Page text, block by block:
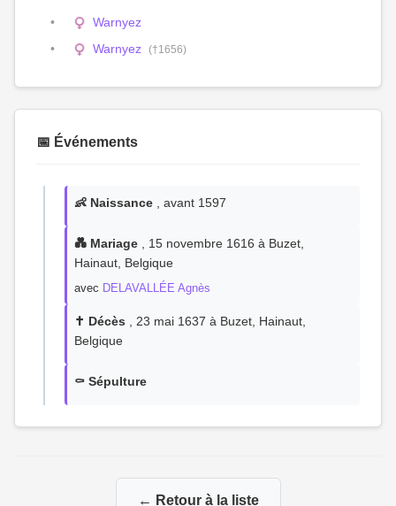
Warnyez
Warnyez (†1656)
📅 Événements
👶 Naissance , avant 1597
💑 Mariage , 15 novembre 1616 à Buzet,
Hainaut, Belgique
avec DELAVALLÉE Agnès
✝️ Décès , 23 mai 1637 à Buzet, Hainaut,
Belgique
⚰️ Sépulture
← Retour à la liste